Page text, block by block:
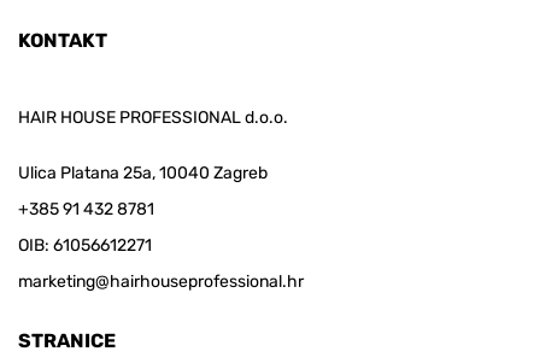
KONTAKT
HAIR HOUSE PROFESSIONAL d.o.o.
Ulica Platana 25a, 10040 Zagreb
+385 91 432 8781
OIB: 61056612271
marketing@hairhouseprofessional.hr
STRANICE